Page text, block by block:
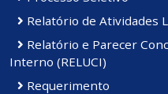
Relatório de Atividades
Relatório e Parecer
Interno (RELUCI)
Requerimento